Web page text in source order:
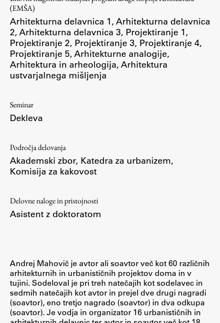
Spletna učilnica
ŠIS (SI)
ŠIS (EN)
Obvestila
Koledar dogodkov
Program dela
Raziskovanje
Inštituti
Svetlobni LAB
(EMŠA)
Arhitekturna delavnica 1, Arhitekturna delavnica
2, Arhitekturna delavnica 3, Projektiranje 1,
Projektiranje 2, Projektiranje 3, Projektiranje 4,
Projektiranje 5, Arhitekturne analogije,
Arhitektura in arheologija, Arhitektura
ustvarjalnega mišljenja
Seminar
Dekleva
Področja delovanja
Akademski zbor, Katedra za urbanizem,
Komisija za kakovost
Delovne naloge in pristojnosti
Asistent z doktoratom
Andrej Mahovič je avtor ali soavtor več kot 60 različnih
arhitekturnih in urbanističnih projektov doma in v
tujini. Sodeloval je pri treh natečajih kot sodelavec in
sedmih natečajih kot avtor in prejel dve drugi nagradi
(soavtor), eno tretjo nagrado (soavtor) in dva odkupa
(soavtor). Je vodja in organizator 16 urbanističnih in